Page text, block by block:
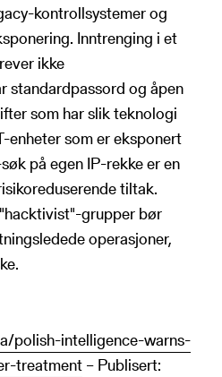
kontrollsystemer og
Inntrenging i et
ikke
standardpassord og åpen
som har slik teknologi
enheter som er eksponert
på egen IP-rekke er en
tiltak.
grupper bør
operasjoner,
polish-intelligence-warns-
treatment – Publisert: